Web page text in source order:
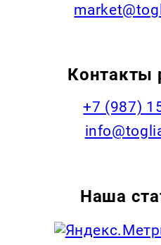
Контакты
+7 (987)
Наша